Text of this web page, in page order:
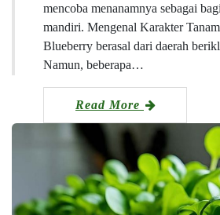
mencoba menanamnya sebagai
mandiri. Mengenal Karakter
Blueberry berasal dari daerah
Namun, beberapa…
Read More